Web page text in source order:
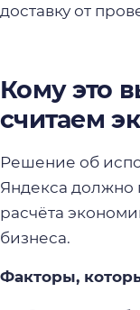
доставку от
Кому это
считаем
Решение об
Яндекса должно
расчёта
бизнеса.
Факторы,